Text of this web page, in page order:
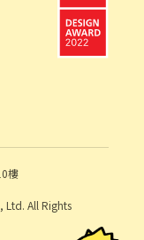
樓
All Rights